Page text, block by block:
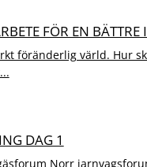
FÖR EN BÄTTRE
föränderlig värld. Hur
DAG 1
Norr